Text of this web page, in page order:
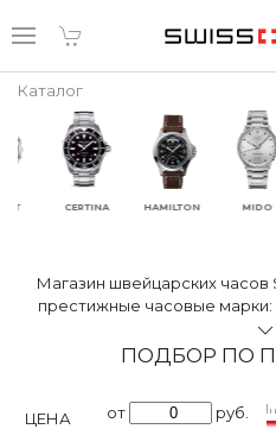
Каталог
CERTINA HAMILTON
Магазин швейцарских часов
престижные часовые марки:
KLEIN, BALMAIN, TISSOT,
известные лучшим
предлагаем только
ПОДБОР ПО
ЦЕНА от руб.